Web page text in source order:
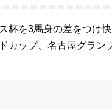
杯を3馬身の差をつけ
カップ、名古屋グラン